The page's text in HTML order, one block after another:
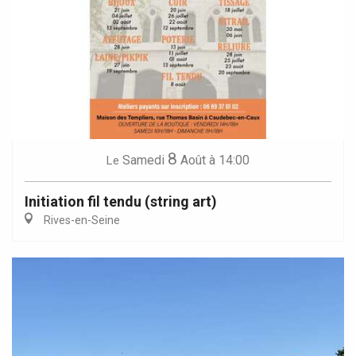
Le Samedi 8 Août à 14:00
Initiation fil tendu (string art)
Rives-en-Seine